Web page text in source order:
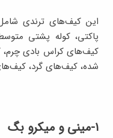
این کیف‌های ترندی
پاکتی، کوله پشتی
کیف‌های کراس بادی چرم،
شده، کیف‌های گرد،
۱-مینی و میکرو بگ